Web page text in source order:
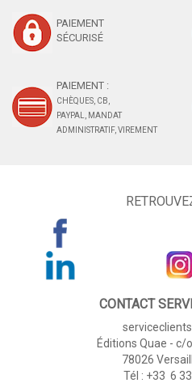
PAIEMENT
SÉCURISÉ
PAIEMENT :
CHÈQUES, CB,
PAYPAL, MANDAT
ADMINISTRATIF, VIREMENT
CONTACT
Éditions Quae - c/
78026
Tél : +33 6